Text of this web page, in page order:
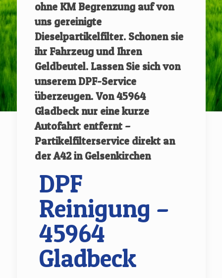
ohne KM Begrenzung auf von
uns gereinigte
Dieselpartikelfilter. Schonen sie
ihr Fahrzeug und Ihren
Geldbeutel. Lassen Sie sich von
unserem DPF-Service
überzeugen. Von45964
Gladbeck nur eine kurze
Autofahrt entfernt –
Partikelfilterservice direkt an
der A42 in Gelsenkirchen
DPF
Reinigung –
45964
Gladbeck